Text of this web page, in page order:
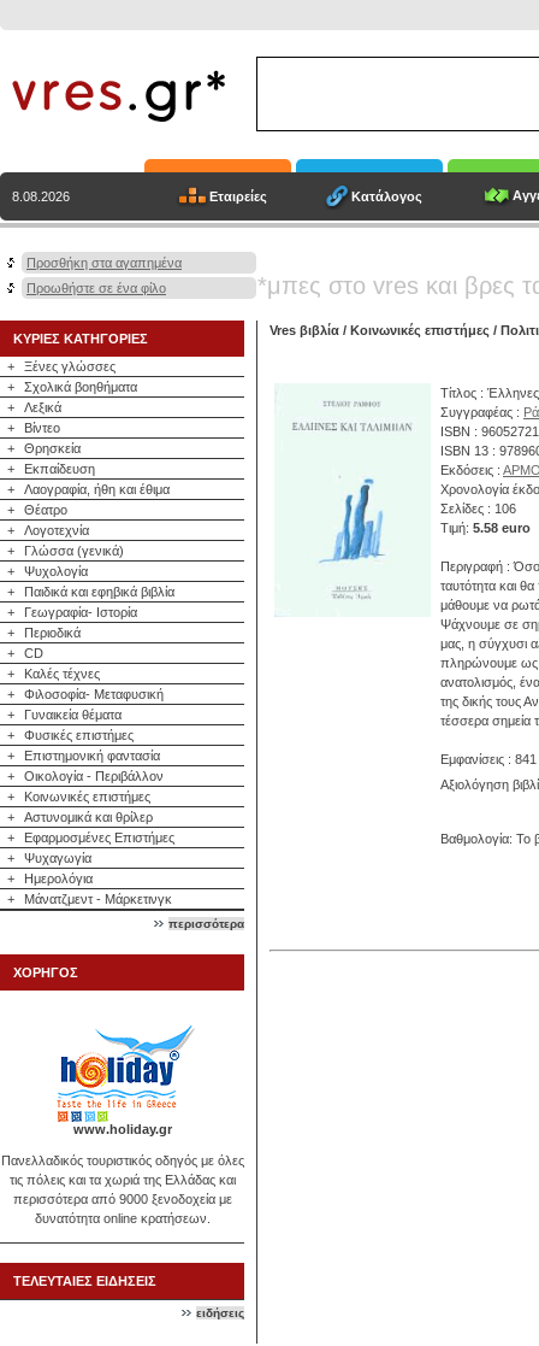
8.08.2026 Εταιρείες Κατάλογος
Προσθήκη στα αγαπημένα
Προωθήστε σε ένα φίλο
*μπες στο vres και βρες
ΚΥΡΙΕΣ ΚΑΤΗΓΟΡΙΕΣ
+
Ξένες γλώσσες
+
Σχολικά βοηθήματα
+
Λεξικά
+
Βίντεο
+
Θρησκεία
+
Εκπαίδευση
+
Λαογραφία, ήθη και έθιμα
+
Θέατρο
+
Λογοτεχνία
+
Γλώσσα (γενικά)
+
Ψυχολογία
+
Παιδικά και εφηβικά βιβλία
+
Γεωγραφία- Ιστορία
+
Περιοδικά
+
CD
+
Καλές τέχνες
+
Φιλοσοφία- Μεταφυσική
+
Γυναικεία θέματα
+
Φυσικές επιστήμες
+
Επιστημονική φαντασία
+
Οικολογία - Περιβάλλον
+
Κοινωνικές επιστήμες
+
Αστυνομικά και θρίλερ
+
Εφαρμοσμένες Επιστήμες
+
Ψυχαγωγία
+
Ημερολόγια
+
Μάνατζμεντ - Μάρκετινγκ
περισσότερα
ΧΟΡΗΓΟΣ
www.holiday.gr
Πανελλαδικός τουριστικός οδηγός με όλες
τις πόλεις και τα χωριά της Ελλάδας και
περισσότερα από 9000 ξενοδοχεία με
δυνατότητα online κρατήσεων.
ΤΕΛΕΥΤΑΙΕΣ ΕΙΔΗΣΕΙΣ
ειδήσεις
Vres βιβλία / Κοινωνικές επιστήμες /
Τίτλος :
Συγγραφέας :
ISBN :
ISBN 13 :
Εκδόσεις :
Χρονολογία
Σελίδες : 106
Τιμή: 5.58 euro
Περιγραφή :
ταυτότητα και
μάθουμε να
Ψάχνουμε σε
μας, η σύγχυσι
πληρώνουμε ως
ανατολισμός,
της δικής τους
τέσσερα σημεία
Εμφανίσεις : 841
Αξιολόγηση
Βαθμολογία: Το